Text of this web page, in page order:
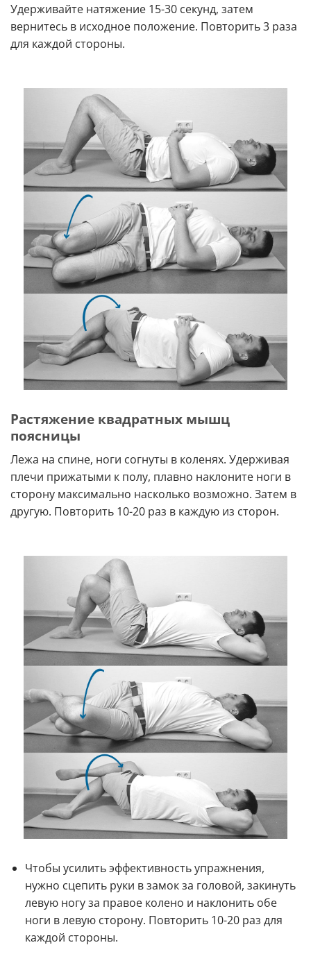
Удерживайте натяжение 15-30 секунд, затем
вернитесь в исходное положение. Повторить 3 раза
для каждой стороны.
Растяжение квадратных мышц
поясницы
Лежа на спине, ноги согнуты в коленях. Удерживая
плечи прижатыми к полу, плавно наклоните ноги в
сторону максимально насколько возможно. Затем в
другую. Повторить 10-20 раз в каждую из сторон.
Чтобы усилить эффективность упражнения,
нужно сцепить руки в замок за головой, закинуть
левую ногу за правое колено и наклонить обе
ноги в левую сторону. Повторить 10-20 раз для
каждой стороны.